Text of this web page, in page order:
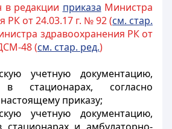
в редакции приказа Министра
РК от 24.03.17 г. № 92 (см. стар.
здравоохранения РК от
48 (см. стар. ред.)
учетную документацию,
в стационарах, согласно
настоящему приказу;
учетную документацию,